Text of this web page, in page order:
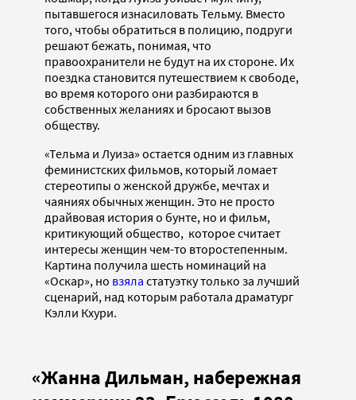
пытавшегося изнасиловать Тельму. Вместо
того, чтобы обратиться в полицию, подруги
решают бежать, понимая, что
правоохранители не будут на их стороне. Их
поездка становится путешествием к свободе,
во время которого они разбираются в
собственных желаниях и бросают вызов
обществу.
«Тельма и Луиза» остается одним из главных
феминистских фильмов, который ломает
стереотипы о женской дружбе, мечтах и
чаяниях обычных женщин. Это не просто
драйвовая история о бунте, но и фильм,
критикующий общество, которое считает
интересы женщин чем-то второстепенным.
Картина получила шесть номинаций на
«Оскар», но взяла статуэтку только за лучший
сценарий, над которым работала драматург
Кэлли Кхури.
«Жанна Дильман, набережная